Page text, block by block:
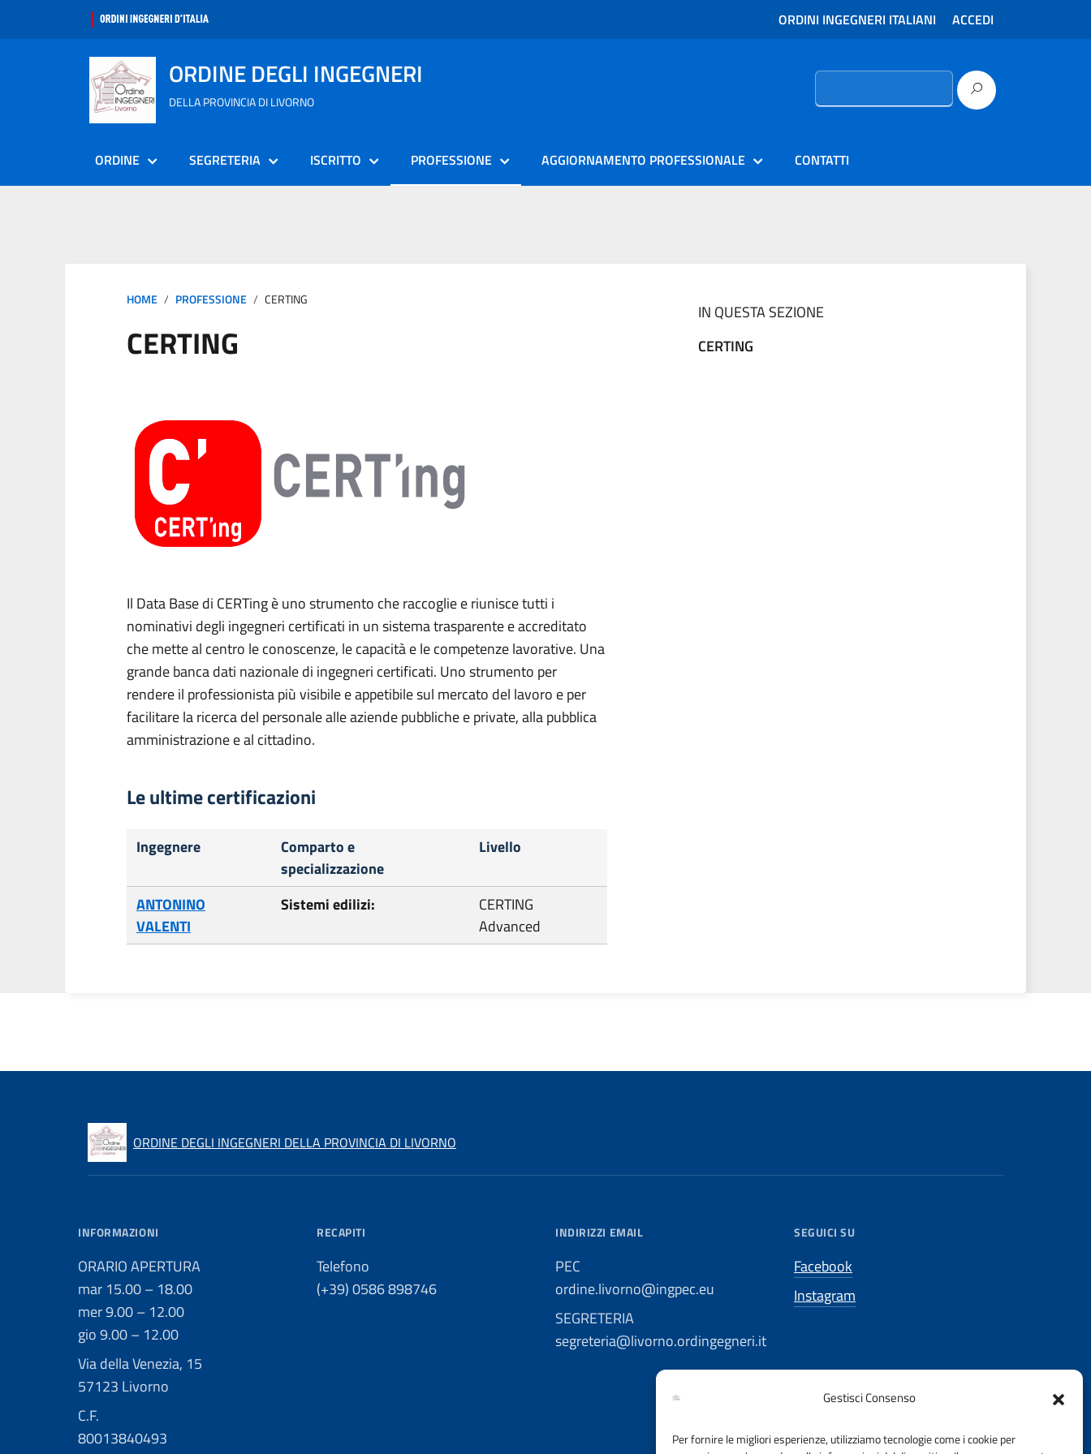
Gestisci Consenso
Per fornire le migliori esperienze, utilizziamo tecnologie come i cookie per
ORDINI INGEGNERI ITALIANI ACCEDI
ORDINE DEGLI INGEGNERI
DELLA PROVINCIA DI LIVORNO
Ricerca
ORDINE SEGRETERIA ISCRITTO PROFESSIONE AGGIORNAMENTO PROFESSIONALE CONTATTI
HOME PROFESSIONE CERTING
CERTING
Il Data Base di CERTing è uno strumento che raccoglie e riunisce tutti i
nominativi degli ingegneri certificati in un sistema trasparente e accreditato
che mette al centro le conoscenze, le capacità e le competenze lavorative. Una
grande banca dati nazionale di ingegneri certificati. Uno strumento per
rendere il professionista più visibile e appetibile sul mercato del lavoro e per
facilitare la ricerca del personale alle aziende pubbliche e private, alla pubblica
amministrazione e al cittadino.
Le ultime certificazioni
Ingegnere
Comparto e
specializzazione
Livello
ANTONINO
VALENTI
Sistemi edilizi:
CERTING
Advanced
IN QUESTA SEZIONE
CERTING
ORDINE DEGLI INGEGNERI DELLA PROVINCIA DI LIVORNO
INFORMAZIONI
ORARIO APERTURA
mar 15.00 – 18.00
mer 9.00 – 12.00
gio 9.00 – 12.00
Via della Venezia, 15
57123 Livorno
C.F.
80013840493
RECAPITI
Telefono
(+39) 0586 898746
INDIRIZZI EMAIL
PEC
ordine.livorno@ingpec.eu
SEGRETERIA
segreteria@livorno.ordingegneri.it
SEGUICI SU
Facebook
Instagram